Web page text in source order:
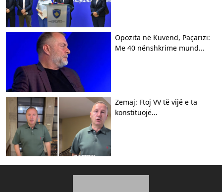
Opozita në Kuvend, Paçarizi:
Me 40 nënshkrime mund...
Zemaj: Ftoj VV të vijë e ta
konstituojë...